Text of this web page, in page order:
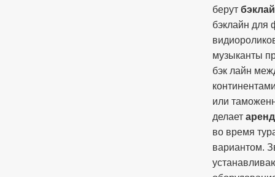
берут
бэклайн для
музыканты
бэк лайн
или
делает
во время
вариантом.